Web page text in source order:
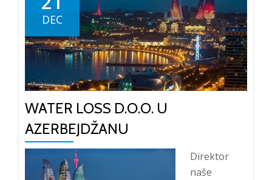
Malawiu
DEC
WATER LOSS D.O.O. U
AZERBEJDŽANU
Direktor
naše